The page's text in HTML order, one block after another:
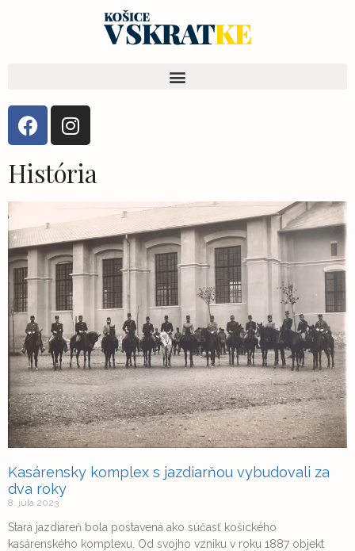
História
Kasárensky komplex s jazdiarňou vybudovali za
dva roky
8. júla 2023
Stará jazdiareň bola postavená ako súčasť košického
kasárenského komplexu. Od svojho vzniku v roku 1887 objekt